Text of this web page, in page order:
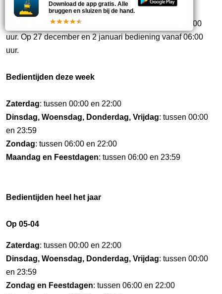
Geen opmerkingen
Opmerking:Op 24 en 31 december bediening tot 20:00
uur. Op 27 december en 2 januari bediening vanaf 06:00
uur.
Bedientijden deze week
Zaterdag: tussen 00:00 en 22:00
Dinsdag, Woensdag, Donderdag, Vrijdag: tussen 00:00
en 23:59
Zondag: tussen 06:00 en 22:00
Maandag en Feestdagen: tussen 06:00 en 23:59
Bedientijden heel het jaar
Op 05-04
Zaterdag: tussen 00:00 en 22:00
Dinsdag, Woensdag, Donderdag, Vrijdag: tussen 00:00
en 23:59
Zondag en Feestdagen: tussen 06:00 en 22:00
Download de app gratis. Alle
bruggen en sluizen bij de hand.